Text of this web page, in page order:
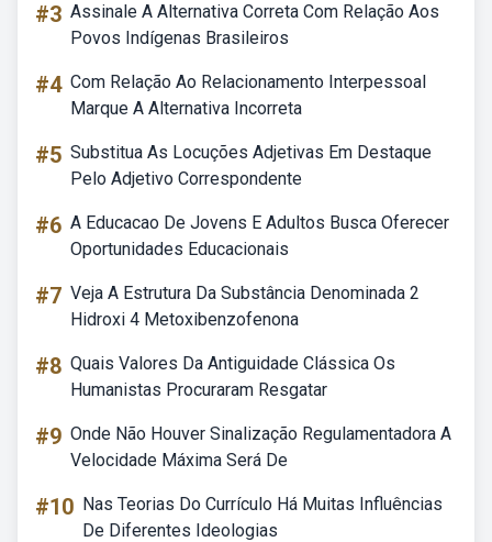
#3 Assinale A Alternativa Correta Com Relação Aos
Povos Indígenas Brasileiros
#4 Com Relação Ao Relacionamento Interpessoal
Marque A Alternativa Incorreta
#5 Substitua As Locuções Adjetivas Em Destaque
Pelo Adjetivo Correspondente
#6 A Educacao De Jovens E Adultos Busca Oferecer
Oportunidades Educacionais
#7 Veja A Estrutura Da Substância Denominada 2
Hidroxi 4 Metoxibenzofenona
#8 Quais Valores Da Antiguidade Clássica Os
Humanistas Procuraram Resgatar
#9 Onde Não Houver Sinalização Regulamentadora A
Velocidade Máxima Será De
#10 Nas Teorias Do Currículo Há Muitas Influências
De Diferentes Ideologias